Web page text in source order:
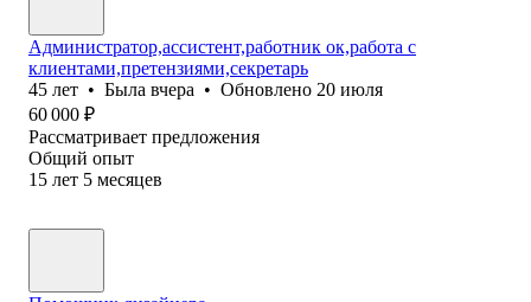
Администратор,ассистент,работник ок,работа с
клиентами,претензиями,секретарь
45 лет • Была вчера • Обновлено 20 июля
60 000 ₽
Рассматривает предложения
Общий опыт
15 лет 5 месяцев